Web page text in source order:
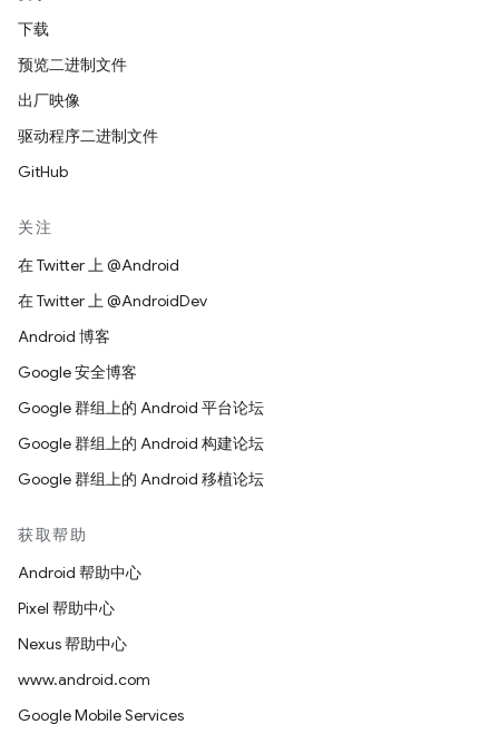
下载
预览二进制文件
出厂映像
驱动程序二进制文件
GitHub
关注
在 Twitter 上 @Android
在 Twitter 上 @AndroidDev
Android 博客
Google 安全博客
Google 群组上的 Android 平台论坛
Google 群组上的 Android 构建论坛
Google 群组上的 Android 移植论坛
获取帮助
Android 帮助中心
Pixel 帮助中心
Nexus 帮助中心
www.android.com
Google Mobile Services